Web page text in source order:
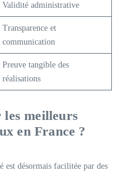
Validité administrative
Transparence et
communication
Preuve tangible des
réalisations
meilleurs
en France ?
est désormais facilitée par des